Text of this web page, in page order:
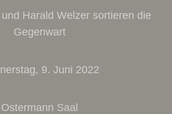
Harald Welzer sortieren die
Gegenwart
9. Juni 2022
Ostermann Saal